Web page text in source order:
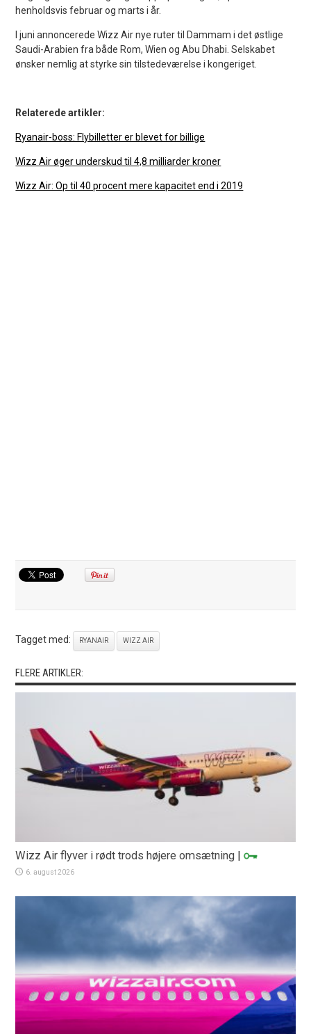
henholdsvis februar og marts i år.
I juni annoncerede Wizz Air nye ruter til Dammam i det østlige
Saudi-Arabien fra både Rom, Wien og Abu Dhabi. Selskabet
ønsker nemlig at styrke sin tilstedeværelse i kongeriget.
Relaterede artikler:
Ryanair-boss: Flybilletter er blevet for billige
Wizz Air øger underskud til 4,8 milliarder kroner
Wizz Air: Op til 40 procent mere kapacitet end i 2019
Tagget med: RYANAIR WIZZ AIR
FLERE ARTIKLER:
Wizz Air flyver i rødt trods højere omsætning |
6. august 2026